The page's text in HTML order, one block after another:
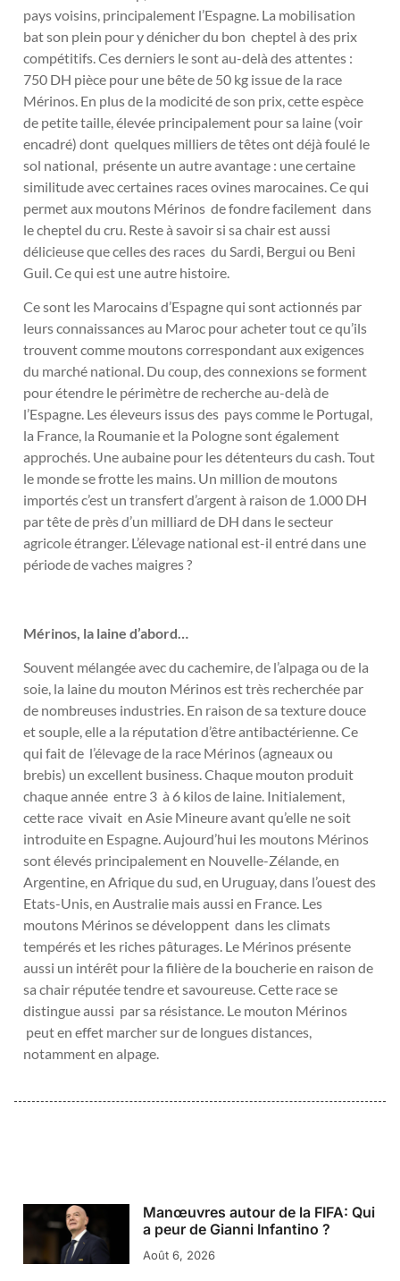
pays voisins, principalement l’Espagne. La mobilisation
bat son plein pour y dénicher du bon cheptel à des prix
compétitifs. Ces derniers le sont au-delà des attentes :
750 DH pièce pour une bête de 50 kg issue de la race
Mérinos. En plus de la modicité de son prix, cette espèce
de petite taille, élevée principalement pour sa laine (voir
encadré) dont quelques milliers de têtes ont déjà foulé le
sol national, présente un autre avantage : une certaine
similitude avec certaines races ovines marocaines. Ce qui
permet aux moutons Mérinos de fondre facilement dans
le cheptel du cru. Reste à savoir si sa chair est aussi
délicieuse que celles des races du Sardi, Bergui ou Beni
Guil. Ce qui est une autre histoire.
Ce sont les Marocains d’Espagne qui sont actionnés par
leurs connaissances au Maroc pour acheter tout ce qu’ils
trouvent comme moutons correspondant aux exigences
du marché national. Du coup, des connexions se forment
pour étendre le périmètre de recherche au-delà de
l’Espagne. Les éleveurs issus des pays comme le Portugal,
la France, la Roumanie et la Pologne sont également
approchés. Une aubaine pour les détenteurs du cash. Tout
le monde se frotte les mains. Un million de moutons
importés c’est un transfert d’argent à raison de 1.000 DH
par tête de près d’un milliard de DH dans le secteur
agricole étranger. L’élevage national est-il entré dans une
période de vaches maigres ?
Mérinos, la laine d’abord…
Souvent mélangée avec du cachemire, de l’alpaga ou de la
soie, la laine du mouton Mérinos est très recherchée par
de nombreuses industries. En raison de sa texture douce
et souple, elle a la réputation d’être antibactérienne. Ce
qui fait de l’élevage de la race Mérinos (agneaux ou
brebis) un excellent business. Chaque mouton produit
chaque année entre 3 à 6 kilos de laine. Initialement,
cette race vivait en Asie Mineure avant qu’elle ne soit
introduite en Espagne. Aujourd’hui les moutons Mérinos
sont élevés principalement en Nouvelle-Zélande, en
Argentine, en Afrique du sud, en Uruguay, dans l’ouest des
Etats-Unis, en Australie mais aussi en France. Les
moutons Mérinos se développent dans les climats
tempérés et les riches pâturages. Le Mérinos présente
aussi un intérêt pour la filière de la boucherie en raison de
sa chair réputée tendre et savoureuse. Cette race se
distingue aussi par sa résistance. Le mouton Mérinos
peut en effet marcher sur de longues distances,
notamment en alpage.
Manœuvres autour de la FIFA: Qui
a peur de Gianni Infantino ?
Août 6, 2026